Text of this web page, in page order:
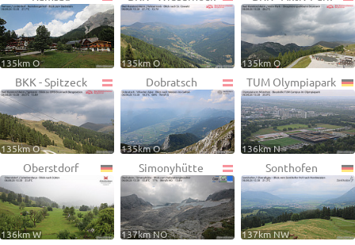
135km O 135km O 135km O
BKK - Spitzeck
135km O
Dobratsch
135km O
TUM Olympiapark
136km N
Oberstdorf
136km W
Simonyhütte
137km NO
Sonthofen
137km NW